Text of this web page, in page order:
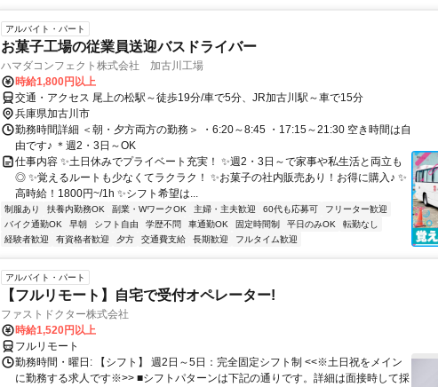
アルバイト・パート
お菓子工場の従業員送迎バスドライバー
ハマダコンフェクト株式会社 加古川工場
時給1,800円以上
交通・アクセス 尾上の松駅～徒歩19分/車で5分、JR加古川駅～車で15分
兵庫県加古川市
勤務時間詳細 ＜朝・夕方両方の勤務＞ ・6:20～8:45 ・17:15～21:30 空き時間は自
由です♪ ＊週2・3日～OK
仕事内容 ✨土日休みでプライベート充実！ ✨週2・3日～で家事や私生活と両立も
◎ ✨覚えるルートも少なくてラクラク！ ✨お菓子の社内販売あり！お得に購入♪ ✨
高時給！1800円~/1h ✨シフト希望は...
制服あり 扶養内勤務OK 副業・WワークOK 主婦・主夫歓迎 60代も応募可
フリーター歓迎
バイク通勤OK
早朝 シフト自由 学歴不問 車通勤OK 固定時間制 平日のみOK
転勤なし
経験者歓迎
有資格者歓迎 夕方 交通費支給 長期歓迎 フルタイム歓迎
アルバイト・パート
【フルリモート】自宅で受付オペレーター!
ファストドクター株式会社
時給1,520円以上
フルリモート
勤務時間・曜日: 【シフト】 週2日～5日：完全固定シフト制 <<※土日祝をメイン
に勤務する求人です※>> ■シフトパターンは下記の通りです。詳細は面接時して採